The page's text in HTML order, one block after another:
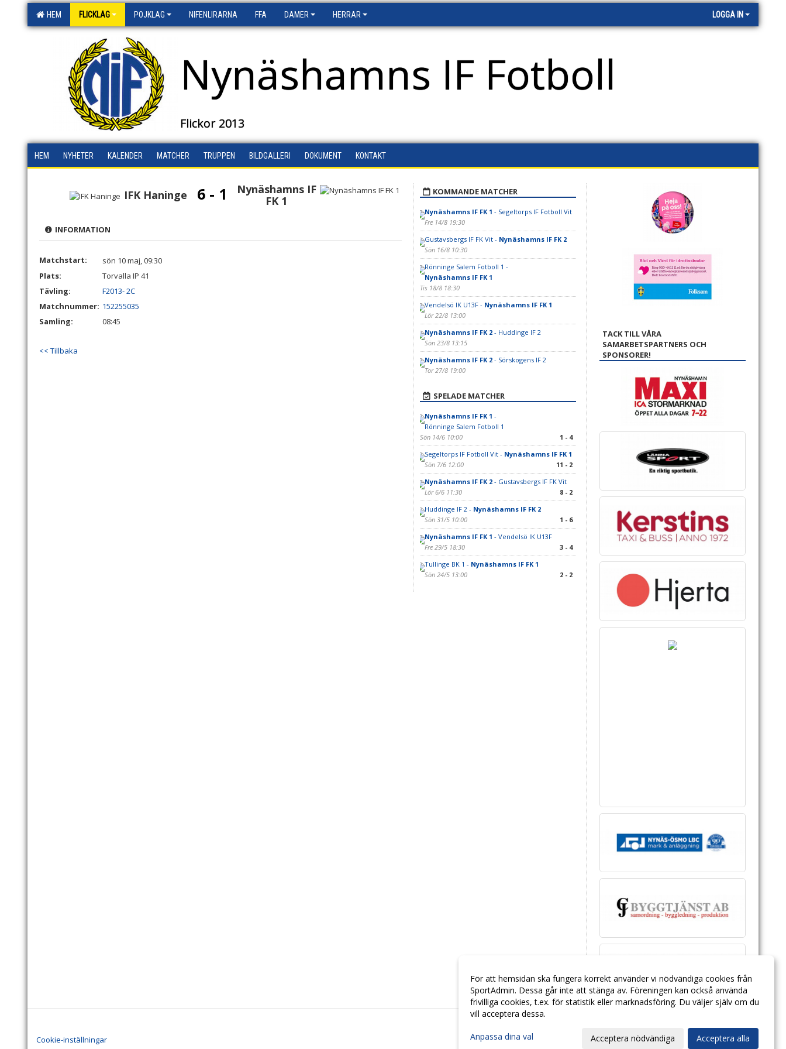
HEM FLICKLAG POJKLAG NIFENLIRARNA FFA DAMER HERRAR LOGGA IN
Nynäshamns IF Fotboll
Flickor 2013
HEM NYHETER KALENDER MATCHER TRUPPEN BILDGALLERI DOKUMENT KONTAKT
IFK Haninge 6 - 1
Nynäshamns IF
FK 1
INFORMATION
Matchstart:
sön 10 maj, 09:30
Plats:
Torvalla IP 41
Tävling:
F2013- 2C
Matchnummer: 152255035
Samling:
08:45
<< Tillbaka
KOMMANDE MATCHER
Nynäshamns IF FK 1 - Segeltorps IF Fotboll Vit
Fre 14/8 19:30
Gustavsbergs IF FK Vit - Nynäshamns IF FK 2
Sön 16/8 10:30
Rönninge Salem Fotboll 1 -
Nynäshamns IF FK 1
Tis 18/8 18:30
Vendelsö IK U13F - Nynäshamns IF FK 1
Lör 22/8 13:00
Nynäshamns IF FK 2- Huddinge IF 2
Sön 23/8 13:15
Nynäshamns IF FK 2- Sörskogens IF 2
Tor 27/8 19:00
SPELADE MATCHER
Nynäshamns IF FK 1 -
Rönninge Salem Fotboll 1
Sön 14/6 10:00
1 - 4
Segeltorps IF Fotboll Vit - Nynäshamns IF FK 1
Sön 7/6 12:00
11 - 2
Nynäshamns IF FK 2- Gustavsbergs IF FK Vit
Lör 6/6 11:30
8 - 2
Huddinge IF 2 - Nynäshamns IF FK 2
Sön 31/5 10:00
1 - 6
Nynäshamns IF FK 1 - Vendelsö IK U13F
Fre 29/5 18:30
3 - 4
Tullinge BK 1 - Nynäshamns IF FK 1
Sön 24/5 13:00
2 - 2
TACK TILL VÅRA
SAMARBETSPARTNERS OCH
SPONSORER!
Cookie-inställningar
För att hemsidan ska fungera korrekt använder vi nödvändiga cookies från
SportAdmin. Dessa går inte att stänga av. Föreningen kan också använda
frivilliga cookies, t.ex. för statistik eller marknadsföring. Du väljer själv om du
vill acceptera dessa.
Anpassa dina val Acceptera nödvändiga Acceptera alla